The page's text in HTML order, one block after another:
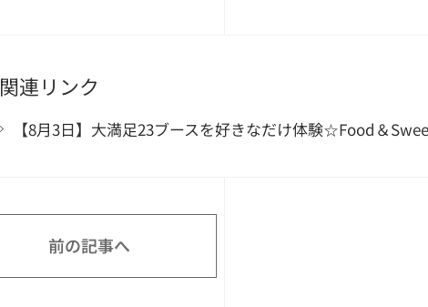
関連リンク
【8月3日】大満足23ブースを好きなだけ体験☆Food＆
前の記事へ